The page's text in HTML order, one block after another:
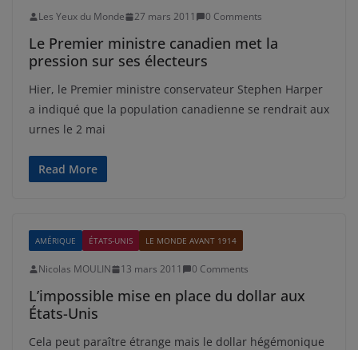
Les Yeux du Monde 27 mars 2011 0 Comments
Le Premier ministre canadien met la
pression sur ses électeurs
Hier, le Premier ministre conservateur Stephen Harper
a indiqué que la population canadienne se rendrait aux
urnes le 2 mai
Read More
AMÉRIQUE ÉTATS-UNIS LE MONDE AVANT 1914
Nicolas MOULIN 13 mars 2011 0 Comments
L’impossible mise en place du dollar aux
États-Unis
Cela peut paraître étrange mais le dollar hégémonique